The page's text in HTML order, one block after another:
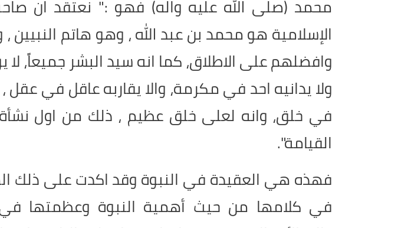
محمد (صلى الله عليه واله) فهو :" نعتقد ان
الإسلامية هو محمد بن عبد الله ، وهو هاتم النبيين
وافضلهم على الاطلاق، كما انه سيد البشر جميعاً،
ولا يدانيه احد في مكرمة، والا يقاربه عاقل في
في خلق، وانه لعلى خلق عظيم ، ذلك من اول
القيامة".
فهذه هي العقيدة في النبوة وقد اكدت على ذلك
في كلامها من حيث أهمية النبوة وعظمتها في